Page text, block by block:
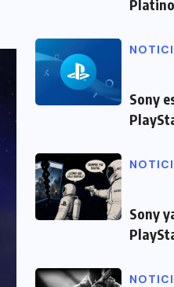
Sony
Sony